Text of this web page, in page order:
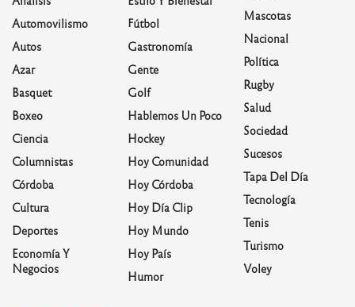
Automovilismo
Autos
Azar
Basquet
Boxeo
Ciencia
Columnistas
Córdoba
Cultura
Deportes
Economía Y
Negocios
Fútbol
Gastronomía
Gente
Golf
Hablemos Un Poco
Hockey
Hoy Comunidad
Hoy Córdoba
Hoy Día Clip
Hoy Mundo
Hoy País
Humor
Mascotas
Nacional
Política
Rugby
Salud
Sociedad
Sucesos
Tapa Del Día
Tecnología
Tenis
Turismo
Voley